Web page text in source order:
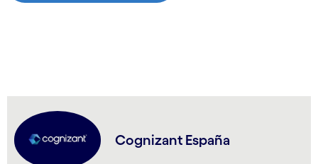
Cognizant España